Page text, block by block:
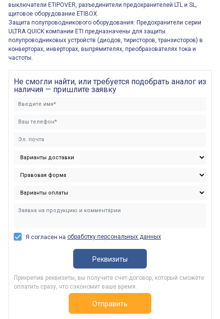
выключатели ETIPOVER, разъединители предохранителей LTL и SL,
щитовое оборудование ETIBOX.
Защита полупроводникового оборудования: Предохранители серии
ULTRA QUICK компании ETI предназначены для защиты
полупроводниковых устройств (диодов, тиристоров, транзисторов) в
конверторах, инверторах, выпрямителях, преобразователях тока и
частоты.
Не смогли найти, или требуется подобрать аналог из
наличия — пришлите заявку
Я согласен на обработку персональных данных
Реквизиты
Прикрепив реквизиты, вы получите счет-договор, который сможете
оплатить сразу, что сэкономит ваше время.
Отправить